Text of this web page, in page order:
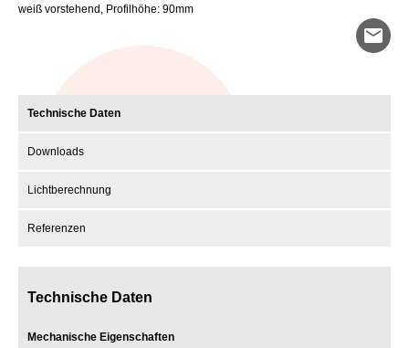
weiß vorstehend, Profilhöhe: 90mm
mail
Technische Daten
Downloads
Lichtberechnung
Referenzen
Technische Daten
Mechanische Eigenschaften